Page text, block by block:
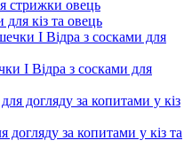
стрижки овець
для кіз та овець
І Відра з сосками для
догляду за копитами у кіз та